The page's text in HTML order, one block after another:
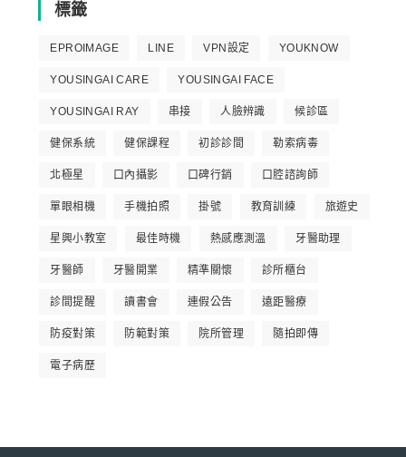
標籤
EPROIMAGE LINE VPN設定 YOUKNOW
YOUSINGAI CARE YOUSINGAI FACE
YOUSINGAI RAY 串接 人臉辨識 候診區
健保系統 健保課程 初診診間 勒索病毒
北極星 口內攝影 口碑行銷 口腔諮詢師
單眼相機 手機拍照 掛號 教育訓練 旅遊史
星興小教室 最佳時機 熱感應測溫 牙醫助理
牙醫師 牙醫開業 精準關懷 診所櫃台
診間提醒 讀書會 連假公告 遠距醫療
防疫對策 防範對策 院所管理 隨拍即傳
電子病歷